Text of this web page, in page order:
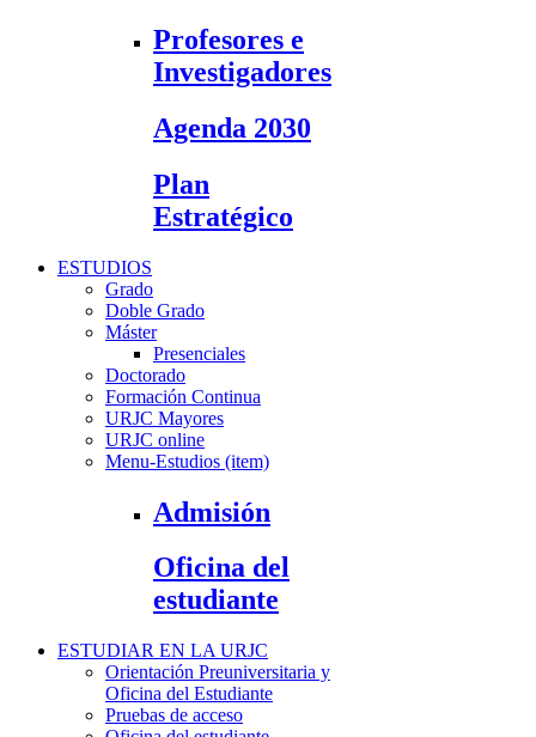
Profesores e
Investigadores
Agenda 2030
Plan
Estratégico
ESTUDIOS
Grado
Doble Grado
Máster
Presenciales
Doctorado
Formación Continua
URJC Mayores
URJC online
Menu-Estudios (item)
Admisión
Oficina del
estudiante
ESTUDIAR EN LA URJC
Orientación Preuniversitaria y
Oficina del Estudiante
Pruebas de acceso